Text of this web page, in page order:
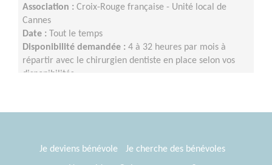
Association : Croix-Rouge française - Unité local de
Cannes
Date : Tout le temps
Disponibilité demandée : 4 à 32 heures par mois à
répartir avec le chirurgien dentiste en place selon vos
disponibilités
Je deviens bénévole
Je cherche des bénévoles